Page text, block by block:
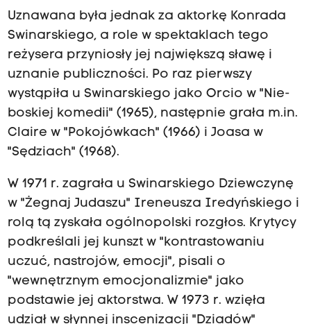
Uznawana była jednak za aktorkę Konrada
Swinarskiego, a role w spektaklach tego
reżysera przyniosły jej największą sławę i
uznanie publiczności. Po raz pierwszy
wystąpiła u Swinarskiego jako Orcio w "Nie-
boskiej komedii" (1965), następnie grała m.in.
Claire w "Pokojówkach" (1966) i Joasa w
"Sędziach" (1968).
W 1971 r. zagrała u Swinarskiego Dziewczynę
w "Żegnaj Judaszu" Ireneusza Iredyńskiego i
rolą tą zyskała ogólnopolski rozgłos. Krytycy
podkreślali jej kunszt w "kontrastowaniu
uczuć, nastrojów, emocji", pisali o
"wewnętrznym emocjonalizmie" jako
podstawie jej aktorstwa. W 1973 r. wzięła
udział w słynnej inscenizacji "Dziadów"